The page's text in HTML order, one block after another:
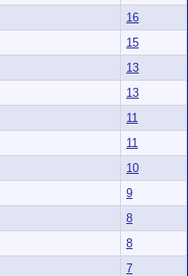
16
15
13
13
11
11
10
9
8
8
7